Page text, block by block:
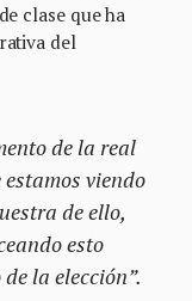
clase que ha
del
de la real
viendo
de ello,
esto
la elección”.